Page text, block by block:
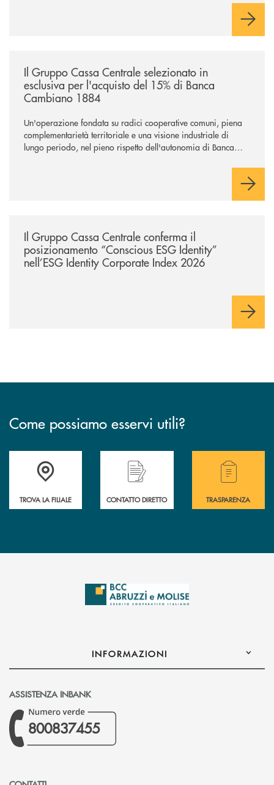
negoziazione esclusiva per la finalizzazione dell’operazione.
Il Gruppo Cassa Centrale selezionato in
esclusiva per l'acquisto del 15% di Banca
Cambiano 1884
Un'operazione fondata su radici cooperative comuni, piena
complementarietà territoriale e una visione industriale di
lungo periodo, nel pieno rispetto dell'autonomia di Banca
negoziazione esclusiva per la finalizzazione dell’operazione.
Il Gruppo Cassa Centrale conferma il
posizionamento “Conscious ESG Identity”
nell’ESG Identity Corporate Index 2026
Come possiamo esservi utili?
Accedi all' elenco completo delle filiali .
TROVA LA FILIALE CONTATTO DIRETTO
Hai bisogno di
TRASPARENZA
INFORMAZIONI
ASSISTENZA INBANK
800837455